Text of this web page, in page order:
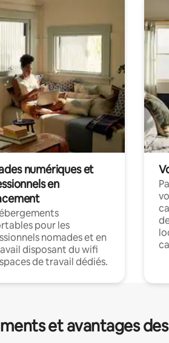
numériques et
en
pour les
nomades et en
disposant du wifi
de travail dédiés.
et avantages